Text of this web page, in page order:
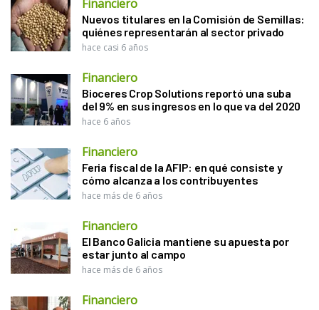
Financiero
Nuevos titulares en la Comisión de Semillas:
quiénes representarán al sector privado
hace casi 6 años
Financiero
Bioceres Crop Solutions reportó una suba
del 9% en sus ingresos en lo que va del 2020
hace 6 años
Financiero
Feria fiscal de la AFIP: en qué consiste y
cómo alcanza a los contribuyentes
hace más de 6 años
Financiero
El Banco Galicia mantiene su apuesta por
estar junto al campo
hace más de 6 años
Financiero